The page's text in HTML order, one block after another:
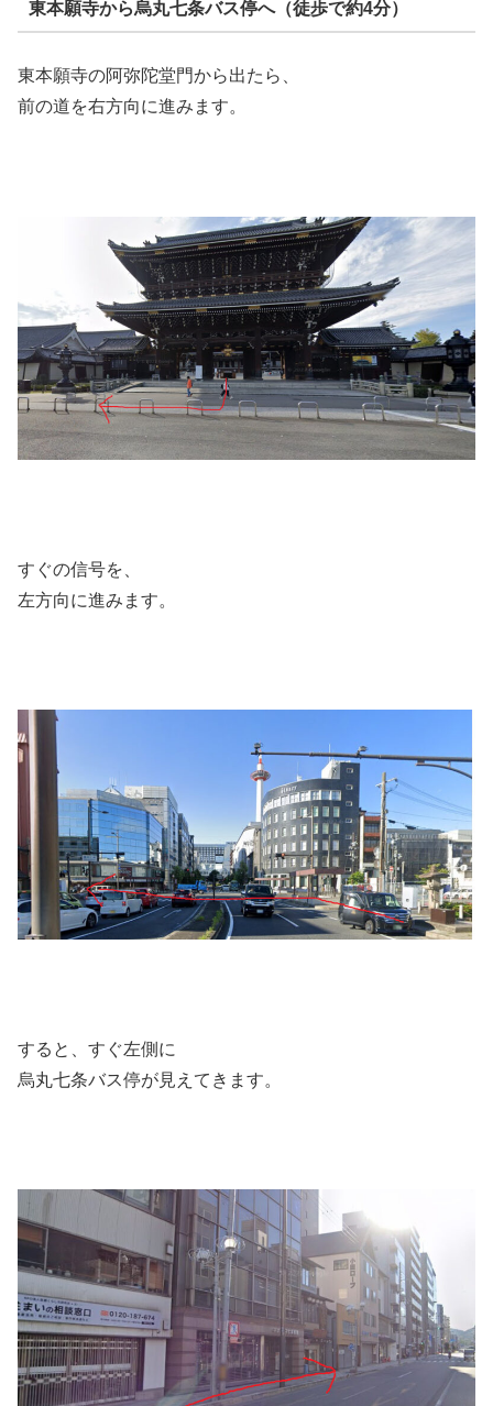
東本願寺から烏丸七条バス停へ（徒歩で約4分）
東本願寺の阿弥陀堂門から出たら、
前の道を右方向に進みます。
すぐの信号を、
左方向に進みます。
すると、すぐ左側に
烏丸七条バス停が見えてきます。